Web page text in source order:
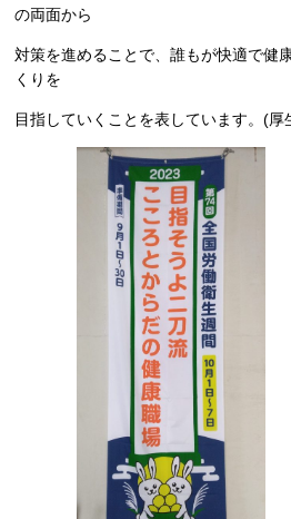
の両面から
対策を進めることで、誰もが快適で健
くりを
目指していくことを表しています。(